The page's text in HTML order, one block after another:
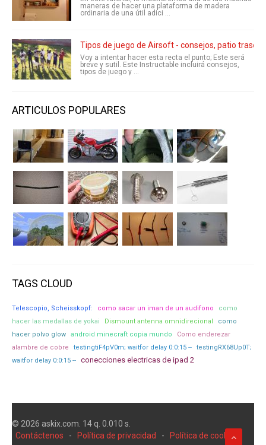
maneras de hacer una plataforma de madera
ordinaria de una útil adici ...
Tipos de juego de Airsoft - consejos, patio
Voy a intentar hacer esta recta el punto; Este será
breve y sutil. Este Instructable incluirá consejos,
tipos de juego y ...
ARTICULOS POPULARES
TAGS CLOUD
Telescopio, Scheisskopf: como sacar un iman de un audifono
como
hacer las medallas de yokai
Dismount antenna omnidirecional
como
hacer polvo glow
android minecraft copia mundo
Como enderezar
alambre de cobre
testingtiF4pV0m; waitfor delay 0:0:15 --
testingRX68Up0T;
waitfor delay 0:0:15 --
conecciones electricas de ipad 2
© 2026 askix.com. 14 q. 0.010 s.
Contáctenos
- Política de privacidad - Política de cookies